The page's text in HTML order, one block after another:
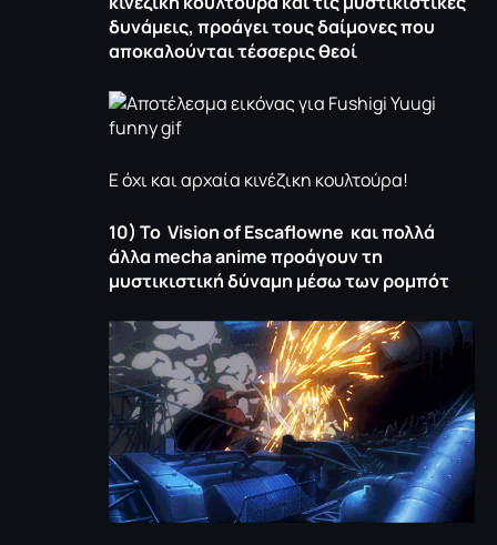
δυνάμεις, προάγει τους δαίμονες που
αποκαλούνται τέσσερις θεοί
Ε όχι και αρχαία κινέζικη κουλτούρα!
10) Το Vision of Escaflowne και πολλά
άλλα mechaanimeπροάγουν τη
μυστικιστική δύναμη μέσω των ρομπότ